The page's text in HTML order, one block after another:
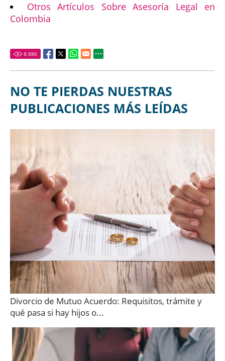
Otros Artículos Sobre Asesoría Legal en
Colombia
8.88K
NO TE PIERDAS NUESTRAS
PUBLICACIONES MÁS LEÍDAS
Divorcio de Mutuo Acuerdo: Requisitos, trámite y
qué pasa si hay hijos o...